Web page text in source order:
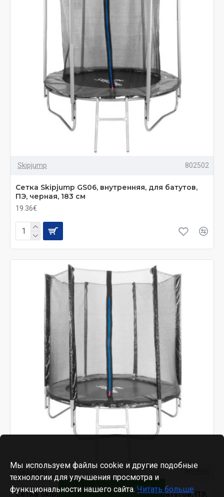
Skipjump 802502
Сетка Skiрjumр GS06, внутренняя, для батутов,
ПЭ, черная, 183 см
19.36€
Сетка Skiрjumр GS06, для улицы, для батутов, ПЭ,
Мы используем файлы cookie и другие подобные
технологии для улучшения просмотра и
функциональности нашего сайта. Читать больше
ФИЛЬТРОВАТЬ ПРОДУКТЫ